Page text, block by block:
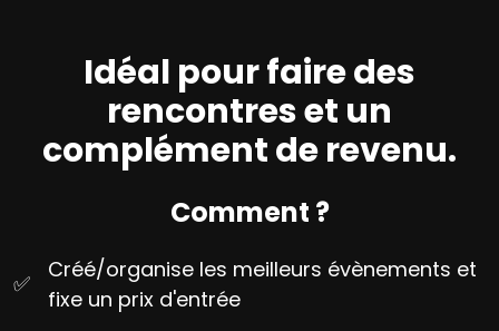
Idéal pour faire des
rencontres et un
complément de revenu.
Comment ?
✅
Créé/organise les meilleurs évènements et
fixe un prix d'entrée